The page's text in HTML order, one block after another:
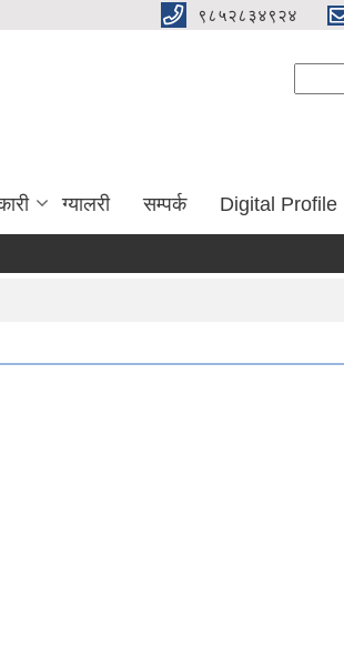
९८५२८३४९२४
ग्यालरी सम्पर्क Digital Profile